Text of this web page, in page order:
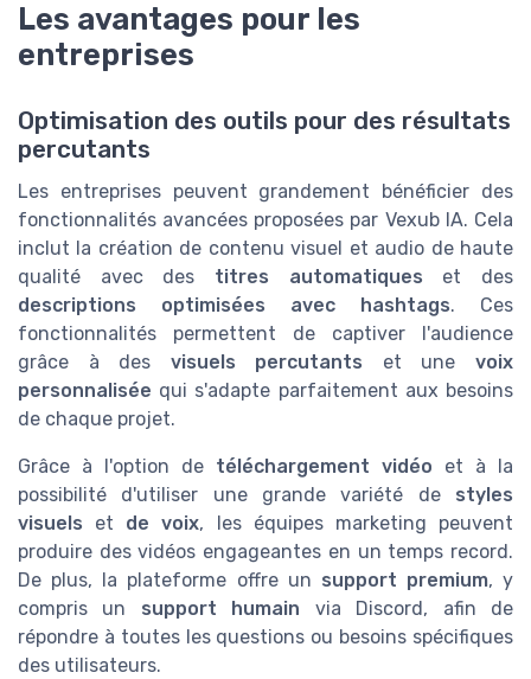
Les avantages pour les
entreprises
Optimisation des outils pour des résultats
percutants
Les entreprises peuvent grandement bénéficier des
fonctionnalités avancées proposées par Vexub IA. Cela
inclut la création de contenu visuel et audio de haute
qualité avec des titres automatiques et des
descriptions optimisées avec hashtags. Ces
fonctionnalités permettent de captiver l'audience
grâce à des visuels percutants et unevoix
personnalisée qui s'adapte parfaitement aux besoins
de chaque projet.
Grâce à l'option de téléchargement vidéo et à la
possibilité d'utiliser une grande variété de styles
visuels et de voix, les équipes marketing peuvent
produire des vidéos engageantes en un temps record.
De plus, la plateforme offre un support premium, y
compris un support humain via Discord, afin de
répondre à toutes les questions ou besoins spécifiques
des utilisateurs.